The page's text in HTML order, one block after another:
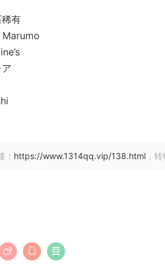
有
Marumo
： https://www.1314qq.vip/138.html ，